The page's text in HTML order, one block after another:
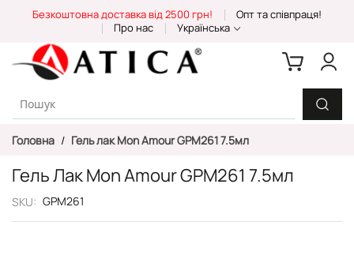
Content
Безкоштовна доставка від 2500 грн!
Опт та співпраця!
Про нас
Українська
Головна Гель лак Mon Amour GPM261 7.5мл
Гель Лак Mon Amour GPM261 7.5мл
SKU GPM261